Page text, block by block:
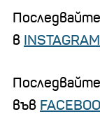
в INSTAGRAM
във